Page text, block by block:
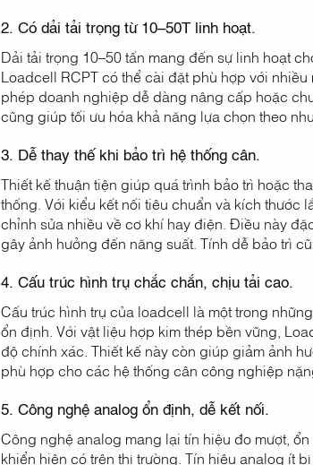
2. Có dải tải trọng từ 10–50T linh hoạt.
Dải tải trọng 10–50 tấn mang đến sự linh hoạt
Loadcell RCPT có thể cài đặt phù hợp với
phép doanh nghiệp dễ dàng nâng cấp hoặc
cũng giúp tối ưu hóa khả năng lựa chọn theo
3. Dễ thay thế khi bảo trì hệ thống cân.
Thiết kế thuận tiện giúp quá trình bảo trì hoặc
thống. Với kiểu kết nối tiêu chuẩn và kích thước
chỉnh sửa nhiều về cơ khí hay điện. Điều này
gây ảnh hưởng đến năng suất. Tính dễ bảo trì
4. Cấu trúc hình trụ chắc chắn, chịu tải cao.
Cấu trúc hình trụ của loadcell là một trong
ổn định. Với vật liệu hợp kim thép bền vững,
độ chính xác. Thiết kế này còn giúp giảm ảnh
phù hợp cho các hệ thống cân công nghiệp
5. Công nghệ analog ổn định, dễ kết nối.
Công nghệ analog mang lại tín hiệu đo mượt,
khiển hiện có trên thị trường. Tín hiệu analog ít